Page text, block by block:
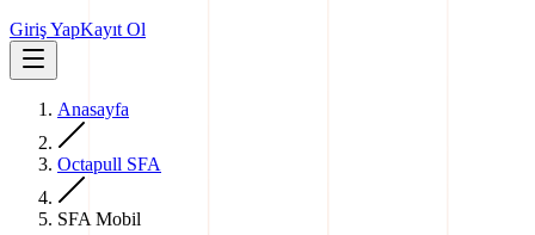
Giriş YapKayıt Ol
Anasayfa
Octapull SFA
SFA Mobil